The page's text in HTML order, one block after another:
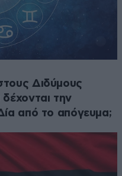
Διδύμους
την
από το απόγευμα;